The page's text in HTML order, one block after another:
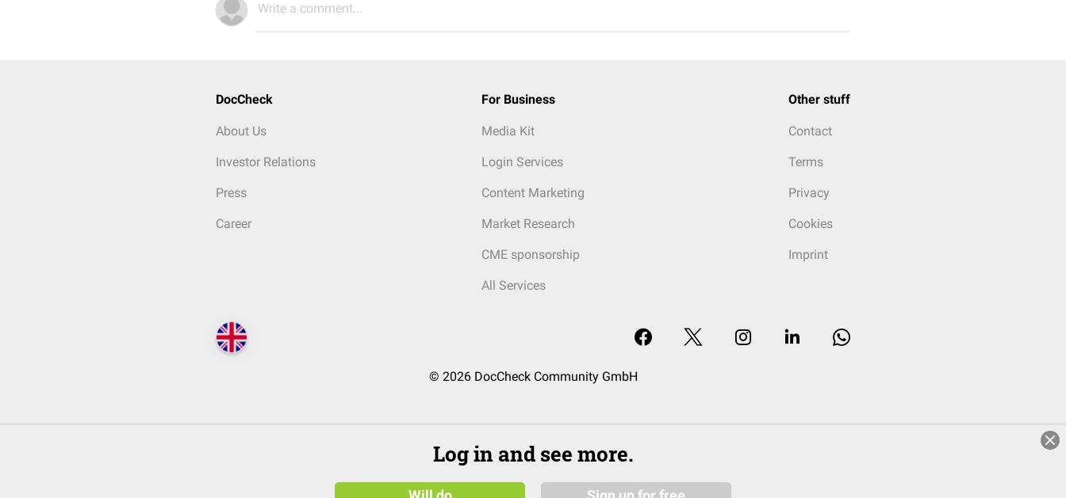
Write a comment...
DocCheck
About Us
Investor Relations
Press
Career
For Business
Media Kit
Login Services
Content Marketing
Market Research
CME sponsorship
All Services
Other stuff
Contact
Terms
Privacy
Cookies
Imprint
© 2026 DocCheck Community GmbH
Log in and see more.